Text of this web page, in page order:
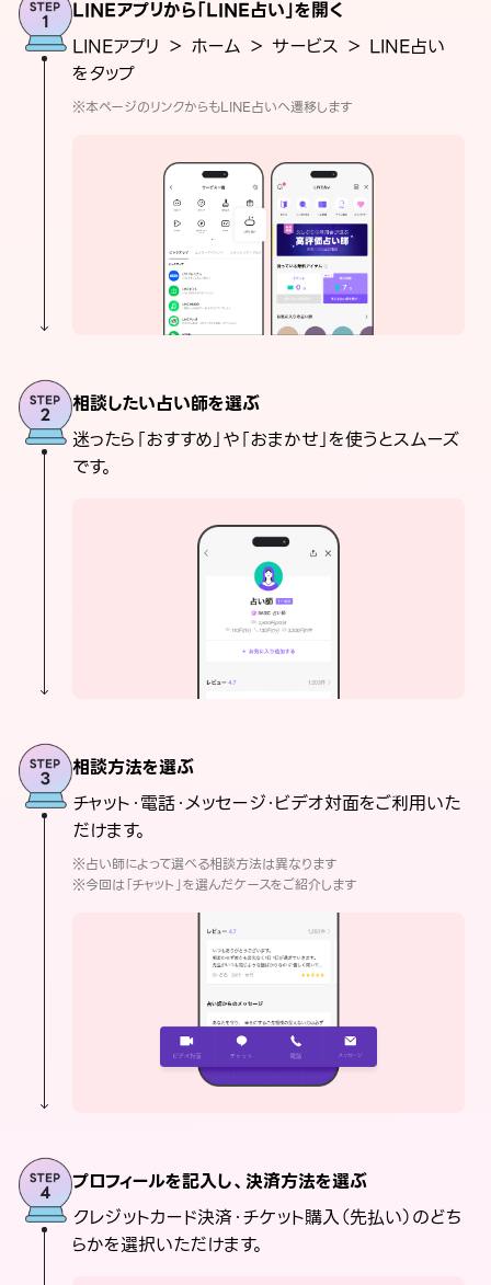
LINEアプリから「LINE占い」を開く
LINEアプリ ＞ ホーム ＞ サービス ＞ LINE占い
をタップ
※本ページのリンクからもLINE占いへ遷移します
相談したい占い師を選ぶ
迷ったら「おすすめ」や「おまかせ」を使うとスムーズ
です。
相談方法を選ぶ
チャット・電話・メッセージ・ビデオ対面をご利用いた
だけます。
※占い師によって選べる相談方法は異なります
※今回は「チャット」を選んだケースをご紹介します
プロフィールを記入し、決済方法を選ぶ
クレジットカード決済・チケット購入（先払い）のどち
らかを選択いただけます。